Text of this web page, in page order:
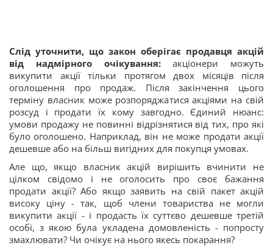
Слід уточнити, що закон оберігає продавця акцій
від надмірного очікування:акціонери можуть
викупити акції тільки протягом двох місяців після
оголошення про продаж. Після закінчення цього
терміну власник може розпоряджатися акціями на свій
розсуд і продати їх кому завгодно. Єдиний нюанс:
умови продажу не повинні відрізнятися від тих, про які
було оголошено. Наприклад, він не може продати акції
дешевше або на більш вигідних для покупця умовах.
Але що, якщо власник акцій вирішить вчинити не
цілком свідомо і не оголосить про своє бажання
продати акції? Або якщо заявить на свій пакет акцій
високу ціну - так, щоб члени товариства не могли
викупити акції - і продасть їх суттєво дешевше третій
особі, з якою була укладена домовленість - попросту
змахлювати? Чи очікує на нього якесь покарання?